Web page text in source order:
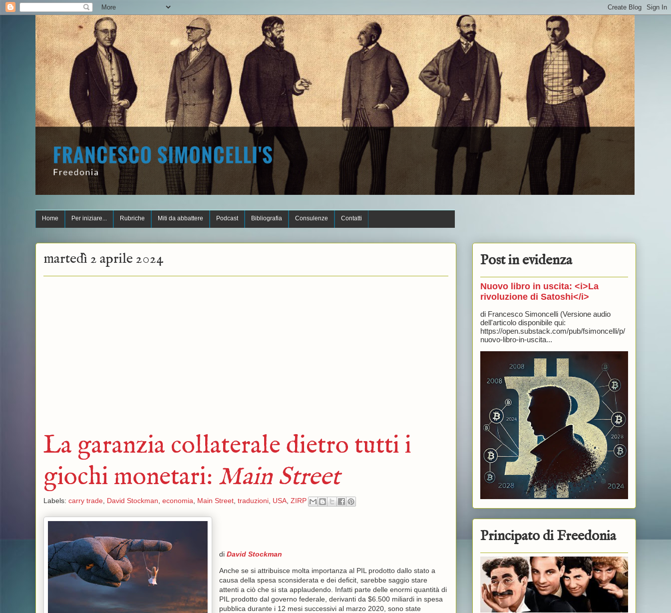
Home Per iniziare... Rubriche Miti da abbattere Podcast Bibliografia Consulenze Contatti
martedì 2 aprile 2024
La garanzia collaterale dietro tutti i
giochi monetari: Main Street
Labels: carry trade, David Stockman, economia, Main Street, traduzioni, USA, ZIRP
di David Stockman
Anche se si attribuisce molta importanza al PIL prodotto dallo stato a
causa della spesa sconsiderata e dei deficit, sarebbe saggio stare
attenti a ciò che si sta applaudendo. Infatti parte delle enormi quantità di
PIL prodotto dal governo federale, derivanti da $6.500 miliardi in spesa
pubblica durante i 12 mesi successivi al marzo 2020, sono state
Post in evidenza
Nuovo libro in uscita: <i>La
rivoluzione di Satoshi</i>
di Francesco Simoncelli (Versione audio
dell'articolo disponibile qui:
https://open.substack.com/pub/fsimoncelli/p/
nuovo-libro-in-uscita...
Principato di Freedonia